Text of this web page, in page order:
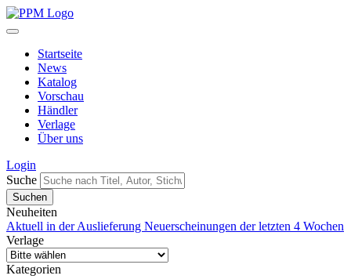
Startseite
News
Katalog
Vorschau
Händler
Verlage
Über uns
Login
Suche
Neuheiten
Aktuell in der Auslieferung Neuerscheinungen der letzten 4 Wochen
Verlage
Kategorien